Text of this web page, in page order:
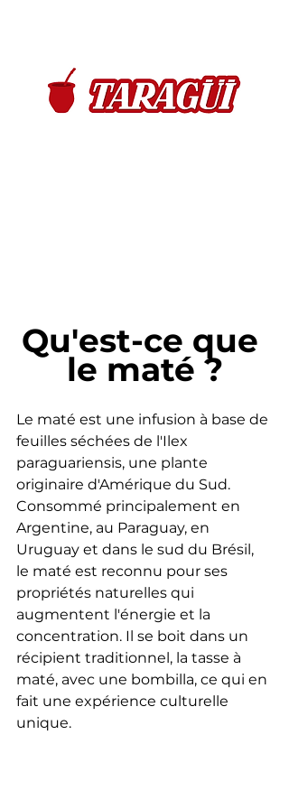
Qu'est-ce que
le maté ?
Le maté est une infusion à base de
feuilles séchées de l'Ilex
paraguariensis, une plante
originaire d'Amérique du Sud.
Consommé principalement en
Argentine, au Paraguay, en
Uruguay et dans le sud du Brésil,
le maté est reconnu pour ses
propriétés naturelles qui
augmentent l'énergie et la
concentration. Il se boit dans un
récipient traditionnel, la tasse à
maté, avec une bombilla, ce qui en
fait une expérience culturelle
unique.